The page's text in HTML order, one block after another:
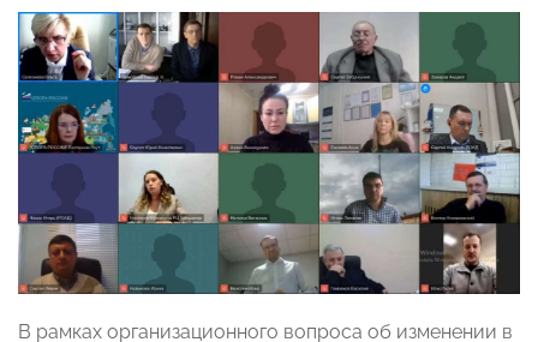
В рамках организационного вопроса об изменении в